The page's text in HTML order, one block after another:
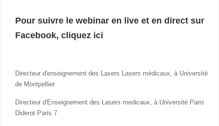
Pour suivre le webinar en live et en direct sur
Facebook, cliquez ici
Directeur d'enseignement des Lasers Lasers médicaux, à Université
de Montpellier
Directeur d'Enseignement des Lasers medicaux, à Université Paris
Diderot Paris 7